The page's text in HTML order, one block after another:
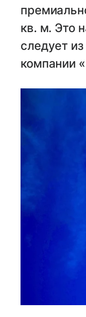
кв. м. Это
следует
компании